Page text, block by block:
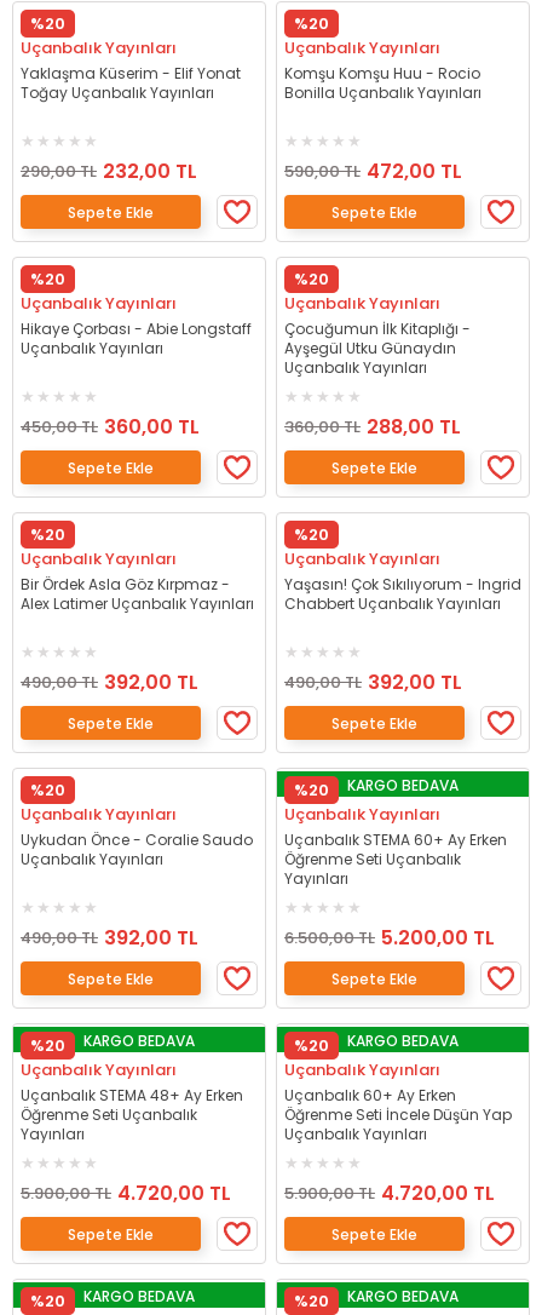
%20
Uçanbalık Yayınları
Yaklaşma Küserim - Elif Yonat
Toğay Uçanbalık Yayınları
290,00 TL 232,00 TL
Sepete Ekle
%20
Uçanbalık Yayınları
Komşu Komşu Huu - Rocio
Bonilla Uçanbalık Yayınları
590,00 TL 472,00 TL
Sepete Ekle
%20
Uçanbalık Yayınları
Hikaye Çorbası - Abie Longstaff
Uçanbalık Yayınları
450,00 TL 360,00 TL
Sepete Ekle
%20
Uçanbalık Yayınları
Çocuğumun İlk Kitaplığı -
Ayşegül Utku Günaydın
Uçanbalık Yayınları
360,00 TL 288,00 TL
Sepete Ekle
%20
Uçanbalık Yayınları
Bir Ördek Asla Göz Kırpmaz -
Alex Latimer Uçanbalık Yayınları
490,00 TL 392,00 TL
Sepete Ekle
%20
Uçanbalık Yayınları
Yaşasın! Çok Sıkılıyorum - Ingrid
Chabbert Uçanbalık Yayınları
490,00 TL 392,00 TL
Sepete Ekle
%20
Uçanbalık Yayınları
Uykudan Önce - Coralie Saudo
Uçanbalık Yayınları
490,00 TL 392,00 TL
Sepete Ekle
%20 KARGO BEDAVA
Uçanbalık Yayınları
Uçanbalık STEMA 60+ Ay Erken
Öğrenme Seti Uçanbalık
Yayınları
6.500,00 TL 5.200,00 TL
Sepete Ekle
%20 KARGO BEDAVA
Uçanbalık Yayınları
Uçanbalık STEMA 48+ Ay Erken
Öğrenme Seti Uçanbalık
Yayınları
5.900,00 TL 4.720,00 TL
Sepete Ekle
%20 KARGO BEDAVA
Uçanbalık Yayınları
Uçanbalık 60+ Ay Erken
Öğrenme Seti İncele Düşün Yap
Uçanbalık Yayınları
5.900,00 TL 4.720,00 TL
Sepete Ekle
%20 KARGO BEDAVA %20 KARGO BEDAVA